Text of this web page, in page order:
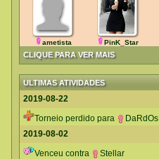
CLIQUE PARA VER MAIS
ametista PinK_Star
ULTIMAS ATIVIDADES
2019-08-22
Torneio perdido para
DaRdOs
2019-08-02
Venceu contra
Stellar